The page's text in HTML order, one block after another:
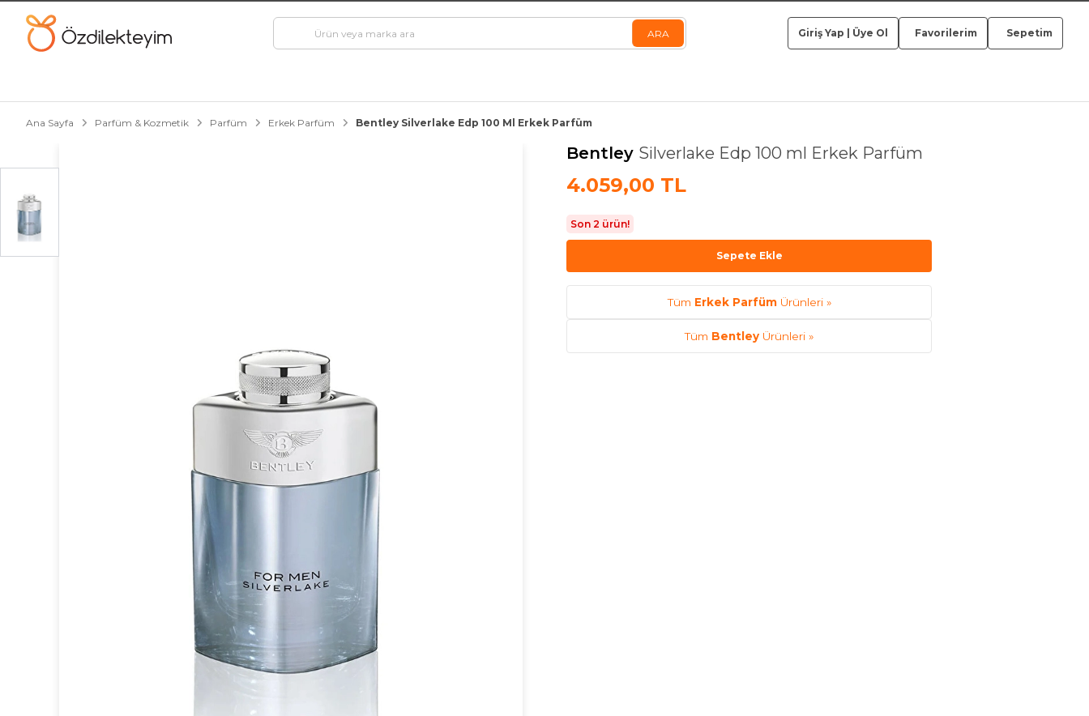
Giriş Yap Üye Ol Favorilerim Sepetim
Ana Sayfa Parfüm & Kozmetik Parfüm Erkek Parfüm Bentley Silverlake Edp 100 Ml Erkek Parfüm
Bentley Silverlake Edp 100 ml Erkek Parfüm
4.059,00 TL
Son 2 ürün!
Sepete Ekle
Tüm Erkek ParfümÜrünleri »
Tüm Bentley Ürünleri »